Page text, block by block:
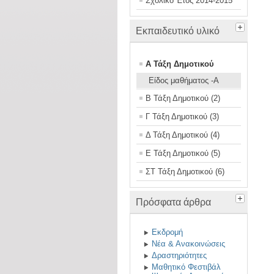
Εκπαιδευτικό υλικό
Α Τάξη Δημοτικού
Είδος μαθήματος -Α
Β Τάξη Δημοτικού (2)
Γ Τάξη Δημοτικού (3)
Δ Τάξη Δημοτικού (4)
Ε Τάξη Δημοτικού (5)
ΣΤ Τάξη Δημοτικού (6)
Πρόσφατα άρθρα
Εκδρομή
Νέα & Ανακοινώσεις
Δραστηριότητες
Μαθητικό Φεστιβάλ